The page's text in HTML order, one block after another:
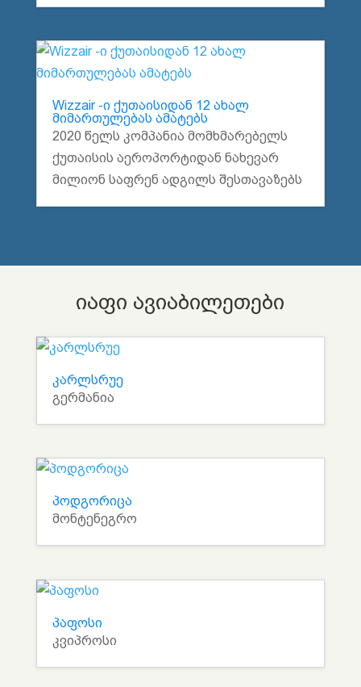
Wizzair -ი ქუთაისიდან 12 ახალ
მიმართულებას ამატებს
2020 წელს კომპანია მომხმარებელს
ქუთაისის აეროპორტიდან ნახევარ
მილიონ საფრენ ადგილს შესთავაზებს
იაფი ავიაბილეთები
კარლსრუე
გერმანია
პოდგორიცა
მონტენეგრო
პაფოსი
კვიპროსი